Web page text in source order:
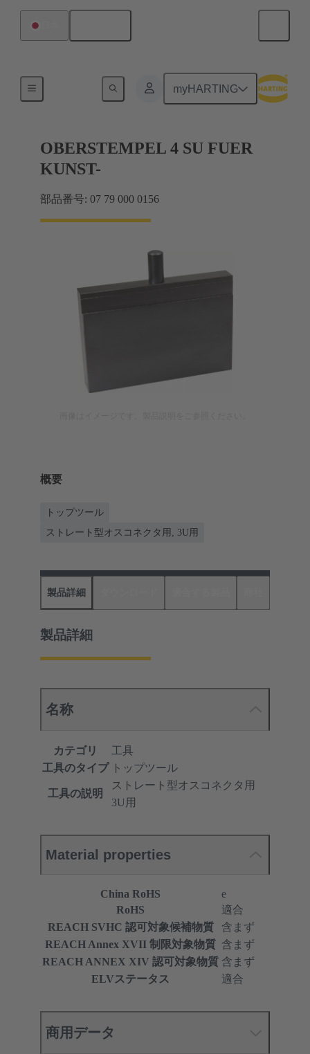
myHARTING
2mm har-bus HM用工具
OBERSTEMPEL 4 SU FUER
KUNST-
部品番号: 07 79 000 0156
概要
トップツール
ストレート型オスコネクタ用, 3U用
製品詳細
製品詳細
名称
カテゴリ
工具
工具のタイプ トップツール
工具の説明
ストレート型オスコネクタ用
3U用
Material properties
China RoHS
e
RoHS
適合
REACH SVHC 認可対象候補物質
含まず
REACH Annex XVII 制限対象物質 含まず
REACH ANNEX XIV 認可対象物質 含まず
ELVステータス
適合
商用データ